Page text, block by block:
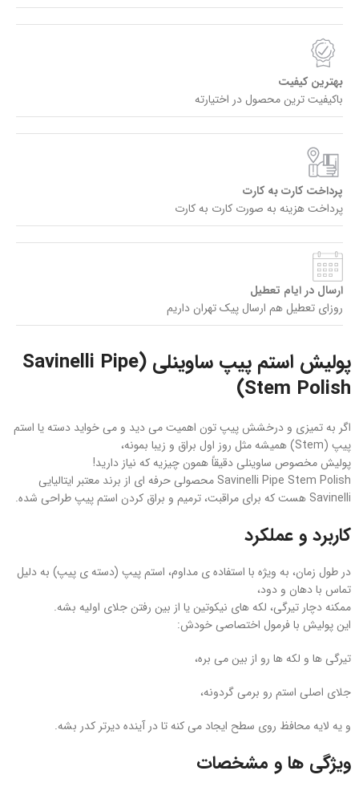
بهترین کیفیت
باکیفیت ترین محصول در اختیارته
پرداخت کارت به کارت
پرداخت هزینه به صورت کارت به کارت
ارسال در ایام تعطیل
روزای تعطیل هم ارسال پیک تهران داریم
پولیش استم پیپ ساوینلی (Savinelli Pipe
Stem Polish)
اگر به تمیزی و درخشش پیپ‌ تون اهمیت می‌ دید و می‌ خواید دسته یا استم
پیپ (Stem) همیشه مثل روز اول براق و زیبا بمونه،
پولیش مخصوص ساوینلی دقیقاً همون چیزیه که نیاز دارید!
Savinelli Pipe Stem Polish محصولی حرفه‌ ای از برند معتبر ایتالیایی
Savinelli هست که برای مراقبت، ترمیم و براق کردن استم پیپ طراحی شده.
کاربرد و عملکرد
در طول زمان، به‌ ویژه با استفاده‌ ی مداوم، استم پیپ (دسته‌ ی پیپ) به‌ دلیل
تماس با دهان و دود،
ممکنه دچار تیرگی، لکه‌ های نیکوتین یا از بین رفتن جلای اولیه بشه.
این پولیش با فرمول اختصاصی خودش:
تیرگی‌ ها و لکه‌ ها رو از بین می‌ بره،
جلای اصلی استم رو برمی‌ گردونه،
و یه لایه محافظ روی سطح ایجاد می‌ کنه تا در آینده دیرتر کدر بشه.
ویژگی‌ ها و مشخصات